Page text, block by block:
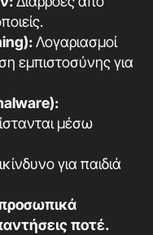
Λογαριασμοί
εμπιστοσύνης για
μέσω
για παιδιά
ποτέ.